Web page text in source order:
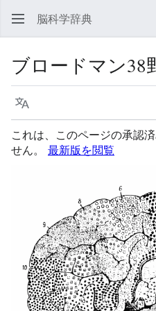
脳科学辞典
ブロードマン38
言語
これは、このページの承認
せん。 最新版を閲覧